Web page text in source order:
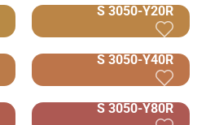
S 3050-Y20R
S 3050-Y40R
S 3050-Y80R